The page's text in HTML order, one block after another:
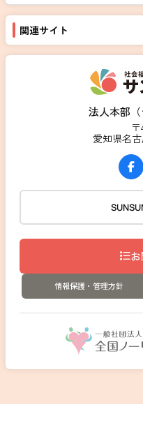
法人本部（
愛知県名
情報保護・管理方針
関連サイト